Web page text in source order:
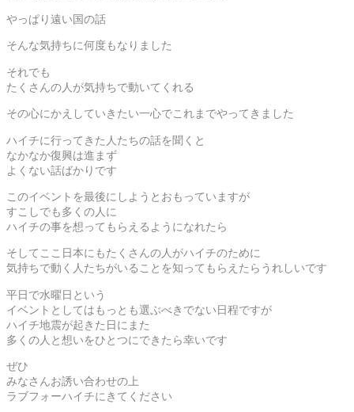
やっぱり遠い国の話
そんな気持ちに何度もなりました
それでも
たくさんの人が気持ちで動いてくれる
その心にかえしていきたい一心でこれまでやってきました
ハイチに行ってきた人たちの話を聞くと
なかなか復興は進まず
よくない話ばかりです
このイベントを最後にしようとおもっていますが
すこしでも多くの人に
ハイチの事を想ってもらえるようになれたら
そしてここ日本にもたくさんの人がハイチのために
気持ちで動く人たちがいることを知ってもらえたらうれしいです
平日で水曜日という
イベントとしてはもっとも選ぶべきでない日程ですが
ハイチ地震が起きた日にまた
多くの人と想いをひとつにできたら幸いです
ぜひ
みなさんお誘い合わせの上
ラブフォーハイチにきてください